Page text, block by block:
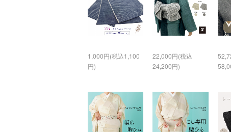
1,000円(税込1,100
円)
22,000円(税込
24,200円)